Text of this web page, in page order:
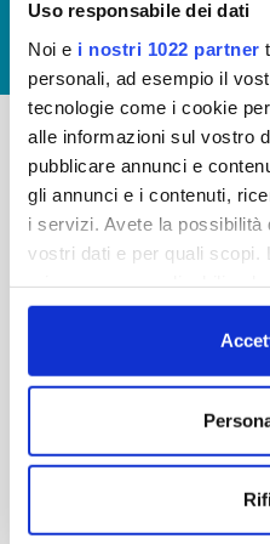
Uso responsabile dei dati
Noi e i nostri 1022 partner
personali, ad esempio il
tecnologie come i cookie
alle informazioni sul vostro
pubblicare annunci e
gli annunci e i contenuti,
i servizi. Avete la
vostri dati e per quali scopi.
in cui avete effettuato le
modificare o revocare il
momento dalla
Con il tuo consenso,
raccogliere
Publiacqua S.p.A
Via Villamagna 90/c -
50126 Fi
Tel. +39 055688903
Reg Imprese Firenze